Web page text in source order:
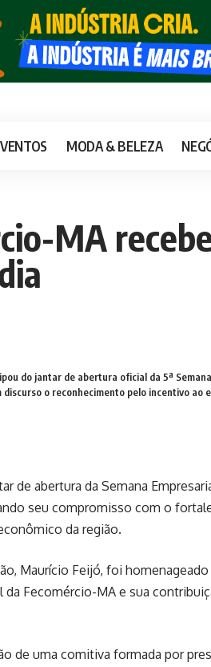
MODA & BELEZA
MA
do jantar de abertura oficial da 5ª
o reconhecimento pelo incentivo ao
de abertura da Semana
seu compromisso com o
da região.
Maurício Feijó, foi
Fecomércio-MA e sua
de uma comitiva formada por